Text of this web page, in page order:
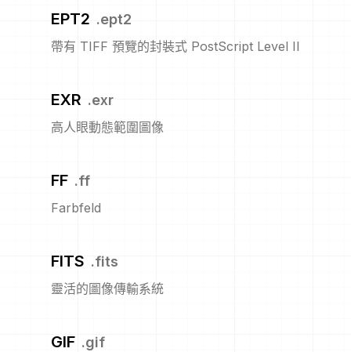
EPT2 .ept2
帶有 TIFF 預覽的封裝式 PostScript Level II
EXR .exr
高人眼動態範圍圖像
FF .ff
Farbfeld
FITS .fits
靈活的圖像傳輸系統
GIF .gif